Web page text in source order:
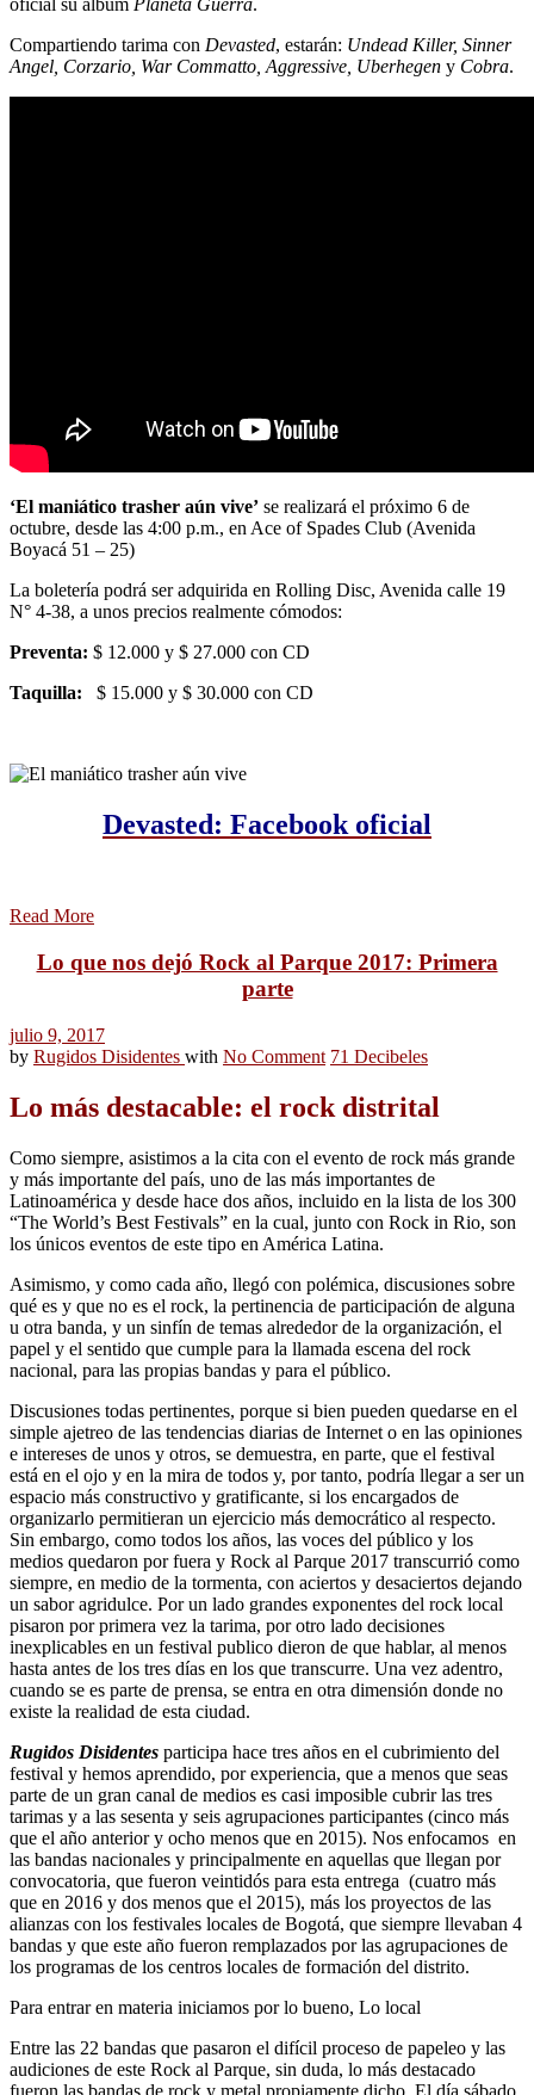
oficial su álbum Planeta Guerra.
Compartiendo tarima con Devasted, estarán: Undead Killer, Sinner
Angel, Corzario, War Commatto, Aggressive, Uberhegen y Cobra.
‘El maniático trasher aún vive’ se realizará el próximo 6 de
octubre, desde las 4:00 p.m., en Ace of Spades Club (Avenida
Boyacá 51 – 25)
La boletería podrá ser adquirida en Rolling Disc, Avenida calle 19
N° 4-38, a unos precios realmente cómodos:
Preventa: $ 12.000 y $ 27.000 con CD
Taquilla: $ 15.000 y $ 30.000 con CD
Devasted: Facebook oficial
Read More
Lo que nos dejó Rock al Parque 2017: Primera
parte
julio 9, 2017
by Rugidos Disidentes with No Comment 71 Decibeles
Lo más destacable: el rock distrital
Como siempre, asistimos a la cita con el evento de rock más grande
y más importante del país, uno de las más importantes de
Latinoamérica y desde hace dos años, incluido en la lista de los 300
“The World’s Best Festivals” en la cual, junto con Rock in Rio, son
los únicos eventos de este tipo en América Latina.
Asimismo, y como cada año, llegó con polémica, discusiones sobre
qué es y que no es el rock, la pertinencia de participación de alguna
u otra banda, y un sinfín de temas alrededor de la organización, el
papel y el sentido que cumple para la llamada escena del rock
nacional, para las propias bandas y para el público.
Discusiones todas pertinentes, porque si bien pueden quedarse en el
simple ajetreo de las tendencias diarias de Internet o en las opiniones
e intereses de unos y otros, se demuestra, en parte, que el festival
está en el ojo y en la mira de todos y, por tanto, podría llegar a ser un
espacio más constructivo y gratificante, si los encargados de
organizarlo permitieran un ejercicio más democrático al respecto.
Sin embargo, como todos los años, las voces del público y los
medios quedaron por fuera y Rock al Parque 2017 transcurrió como
siempre, en medio de la tormenta, con aciertos y desaciertos dejando
un sabor agridulce. Por un lado grandes exponentes del rock local
pisaron por primera vez la tarima, por otro lado decisiones
inexplicables en un festival publico dieron de que hablar, al menos
hasta antes de los tres días en los que transcurre. Una vez adentro,
cuando se es parte de prensa, se entra en otra dimensión donde no
existe la realidad de esta ciudad.
Rugidos Disidentes participa hace tres años en el cubrimiento del
festival y hemos aprendido, por experiencia, que a menos que seas
parte de un gran canal de medios es casi imposible cubrir las tres
tarimas y a las sesenta y seis agrupaciones participantes (cinco más
que el año anterior y ocho menos que en 2015). Nos enfocamos en
las bandas nacionales y principalmente en aquellas que llegan por
convocatoria, que fueron veintidós para esta entrega (cuatro más
que en 2016 y dos menos que el 2015), más los proyectos de las
alianzas con los festivales locales de Bogotá, que siempre llevaban 4
bandas y que este año fueron remplazados por las agrupaciones de
los programas de los centros locales de formación del distrito.
Para entrar en materia iniciamos por lo bueno, Lo local
Entre las 22 bandas que pasaron el difícil proceso de papeleo y las
audiciones de este Rock al Parque, sin duda, lo más destacado
fueron las bandas de rock y metal propiamente dicho. El día sábado